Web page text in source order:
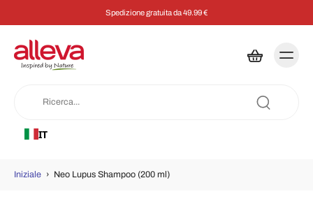
Spedizione gratuita da 49.99 €
IT
Iniziale › Neo Lupus Shampoo (200 ml)